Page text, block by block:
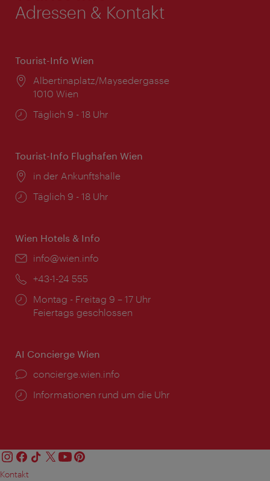
Adressen & Kontakt
Tourist-Info Wien
Ort:
Albertinaplatz/Maysedergasse
1010 Wien
Öffnungszeiten:
Täglich 9 - 18 Uhr
Tourist-Info Flughafen Wien
Ort:
in der Ankunftshalle
Öffnungszeiten:
Täglich 9 - 18 Uhr
Wien Hotels & Info
Email:
info@wien.info
Telefon:
+43-1-24 555
Öffnungszeiten:
Montag - Freitag 9 – 17 Uhr
Feiertags geschlossen
AI Concierge Wien
Ort:
concierge.wien.info
Öffnungszeiten:
Informationen rund um die Uhr
Kontakt